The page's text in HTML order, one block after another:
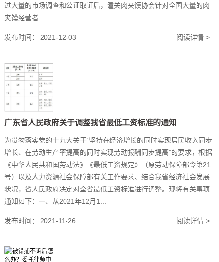
过大量的市场调查和公证取证后，潼关肉夹馍协会针对全国大量的肉
夹馍经营者...
发布时间： 2021-12-03 阅读详情 >
广东省人民政府关于调整我省最低工资标准的通知
为贯物落实党的十九大关于“坚持在经济增长的同时实现居民收入同步
增长、在劳动生产率提高的同时实现劳动报酬同步提高”的要求，根据
《中华人民共和国劳动法》《最低工资规定》（原劳动保障部令第21
号）以及人力资源社会保障部有关工作要求、结合我省经济社会发展
状况，省人民政府决定对全省最低工资标准进行调整。现将有关事项
通知如下：一、从2021年12月1...
发布时间： 2021-11-26 阅读详情 >